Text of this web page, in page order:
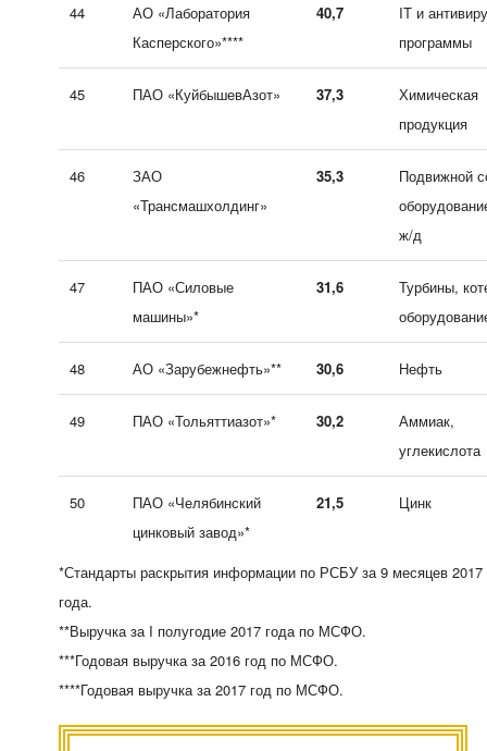
44
АО «Лаборатория
Касперского»****
40,7
IT и
программы
45 ПАО «КуйбышевАзот» 37,3
Химическая
продукция
46
ЗАО
«Трансмашхолдинг»
35,3
Подвижной
ж/д
47
ПАО «Силовые
машины»*
31,6
Турбины,
48 АО «Зарубежнефть»** 30,6 Нефть
49 ПАО «Тольяттиазот»* 30,2
Аммиак,
углекислота
50
ПАО «Челябинский
цинковый завод»*
21,5 Цинк
*Стандарты раскрытия информации по РСБУ за 9 месяцев 2017
года.
**Выручка за I полугодие 2017 года по МСФО.
***Годовая выручка за 2016 год по МСФО.
****Годовая выручка за 2017 год по МСФО.